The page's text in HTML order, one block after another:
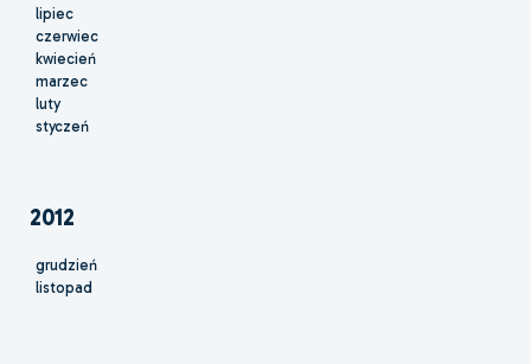
lipiec
czerwiec
kwiecień
marzec
luty
styczeń
2012
grudzień
listopad